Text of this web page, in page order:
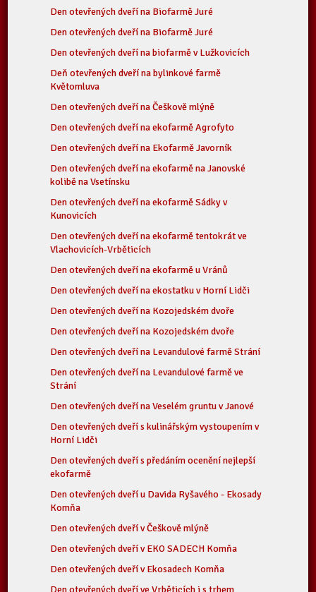
Den otevřených dveří na Biofarmě Juré
Den otevřených dveří na Biofarmě Juré
Den otevřených dveří na biofarmě v Lužkovicích
Deň otevřených dveří na bylinkové farmě
Květomluva
Den otevřených dveří na Češkově mlýně
Den otevřených dveří na ekofarmě Agrofyto
Den otevřených dveří na Ekofarmě Javorník
Den otevřených dveří na ekofarmě na Janovské
kolibě na Vsetínsku
Den otevřených dveří na ekofarmě Sádky v
Kunovicích
Den otevřených dveří na ekofarmě tentokrát ve
Vlachovicích-Vrběticích
Den otevřených dveří na ekofarmě u Vránů
Den otevřených dveří na ekostatku v Horní Lidči
Den otevřených dveří na Kozojedském dvoře
Den otevřených dveří na Kozojedském dvoře
Den otevřených dveří na Levandulové farmě Strání
Den otevřených dveří na Levandulové farmě ve
Strání
Den otevřených dveří na Veselém gruntu v Janové
Den otevřených dveří s kulinářským vystoupením v
Horní Lidči
Den otevřených dveří s předáním ocenění nejlepší
ekofarmě
Den otevřených dveří u Davida Ryšavého - Ekosady
Komňa
Den otevřených dveří v Češkově mlýně
Den otevřených dveří v EKO SADECH Komňa
Den otevřených dveří v Ekosadech Komňa
Den otevřených dveří ve Vrběticích i s trhem